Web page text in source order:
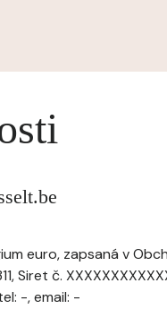
euro, zapsaná v
Siret č.
-, email: -